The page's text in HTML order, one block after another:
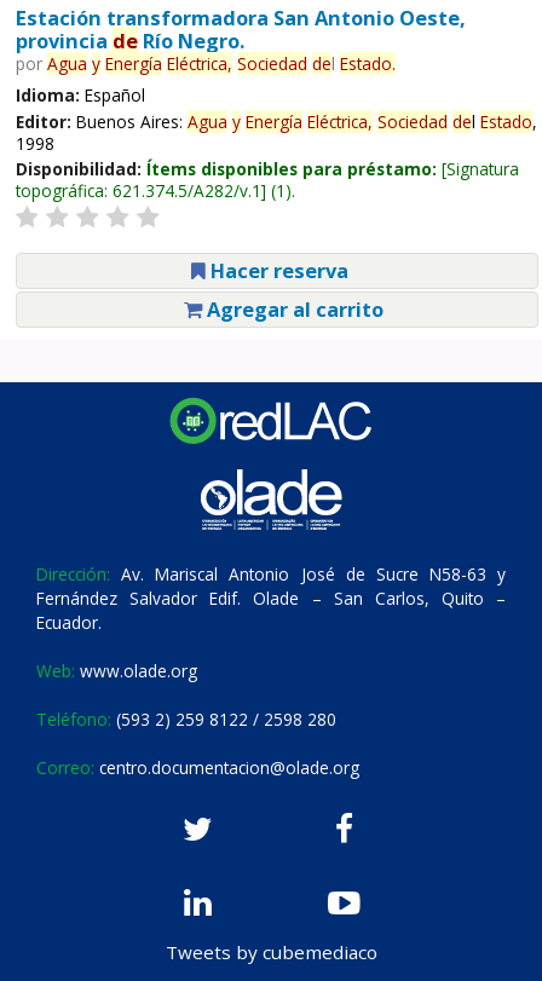
Estación transformadora San Antonio Oeste,
provincia deRío Negro.
por Agua y Energía Eléctrica, Sociedad del Estado.
Idioma: Español
Editor: Buenos Aires: Agua y Energía Eléctrica, Sociedad del Estado,
1998
Disponibilidad: Ítems disponibles para préstamo: Signatura
topográfica: 621.374.5/A282/v.1 (1).
Hacer reserva
Agregar al carrito
Dirección: Av. Mariscal Antonio José de Sucre N58-63 y
Fernández Salvador Edif. Olade – San Carlos, Quito –
Ecuador.
Web: www.olade.org
Teléfono: (593 2) 259 8122 / 2598 280
Correo: centro.documentacion@olade.org
Tweets by cubemediaco